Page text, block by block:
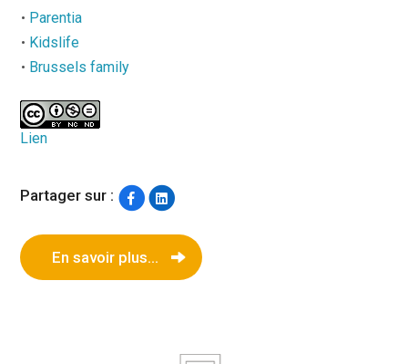
Parentia
Kidslife
Brussels family
Lien
Partager sur :
En savoir plus...